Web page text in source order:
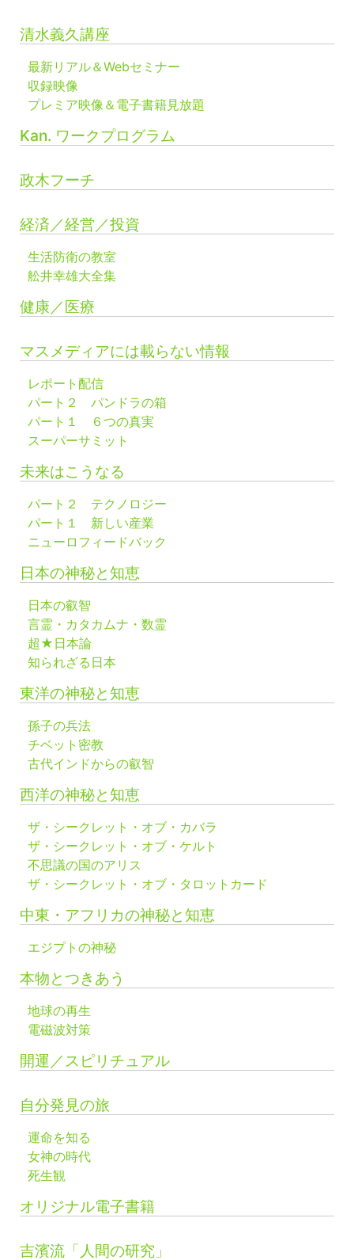
清水義久講座
最新リアル＆Webセミナー
収録映像
プレミア映像＆電子書籍見放題
Kan. ワークプログラム
政木フーチ
経済／経営／投資
生活防衛の教室
舩井幸雄大全集
健康／医療
マスメディアには載らない情報
レポート配信
パート２ パンドラの箱
パート１ ６つの真実
スーパーサミット
未来はこうなる
パート２ テクノロジー
パート１ 新しい産業
ニューロフィードバック
日本の神秘と知恵
日本の叡智
言霊・カタカムナ・数霊
超★日本論
知られざる日本
東洋の神秘と知恵
孫子の兵法
チベット密教
古代インドからの叡智
西洋の神秘と知恵
ザ・シークレット・オブ・カバラ
ザ・シークレット・オブ・ケルト
不思議の国のアリス
ザ・シークレット・オブ・タロットカード
中東・アフリカの神秘と知恵
エジプトの神秘
本物とつきあう
地球の再生
電磁波対策
開運／スピリチュアル
自分発見の旅
運命を知る
女神の時代
死生観
オリジナル電子書籍
吉濱流「人間の研究」